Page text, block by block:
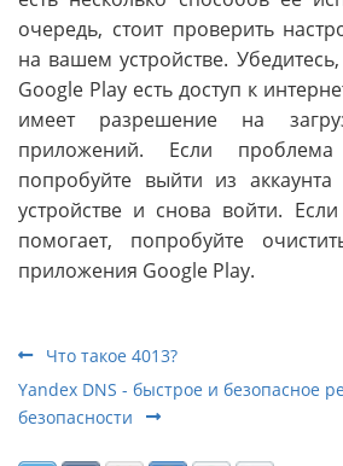
очередь, стоит проверить
на вашем устройстве.
Google Play есть доступ к
имеет разрешение на
приложений. Если
попробуйте выйти из
устройстве и снова войти.
помогает, попробуйте
приложения Google Play.
Что такое 4013?
Yandex DNS - быстрое и безопасное
безопасности